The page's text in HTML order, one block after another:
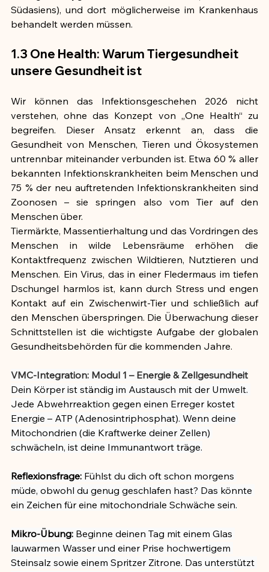
Südasiens), und dort möglicherweise im Krankenhaus
behandelt werden müssen.
1.3 One Health: Warum Tiergesundheit
unsere Gesundheit ist
Wir können das Infektionsgeschehen 2026 nicht
verstehen, ohne das Konzept von „One Health“ zu
begreifen. Dieser Ansatz erkennt an, dass die
Gesundheit von Menschen, Tieren und Ökosystemen
untrennbar miteinander verbunden ist. Etwa 60 % aller
bekannten Infektionskrankheiten beim Menschen und
75 % der neu auftretenden Infektionskrankheiten sind
Zoonosen – sie springen also vom Tier auf den
Menschen über.
Tiermärkte, Massentierhaltung und das Vordringen des
Menschen in wilde Lebensräume erhöhen die
Kontaktfrequenz zwischen Wildtieren, Nutztieren und
Menschen. Ein Virus, das in einer Fledermaus im tiefen
Dschungel harmlos ist, kann durch Stress und engen
Kontakt auf ein Zwischenwirt-Tier und schließlich auf
den Menschen überspringen. Die Überwachung dieser
Schnittstellen ist die wichtigste Aufgabe der globalen
Gesundheitsbehörden für die kommenden Jahre.
VMC-Integration: Modul 1 – Energie & Zellgesundheit
Dein Körper ist ständig im Austausch mit der Umwelt.
Jede Abwehrreaktion gegen einen Erreger kostet
Energie – ATP (Adenosintriphosphat). Wenn deine
Mitochondrien (die Kraftwerke deiner Zellen)
schwächeln, ist deine Immunantwort träge.
Reflexionsfrage: Fühlst du dich oft schon morgens
müde, obwohl du genug geschlafen hast? Das könnte
ein Zeichen für eine mitochondriale Schwäche sein.
Mikro-Übung: Beginne deinen Tag mit einem Glas
lauwarmen Wasser und einer Prise hochwertigem
Steinsalz sowie einem Spritzer Zitrone. Das unterstützt